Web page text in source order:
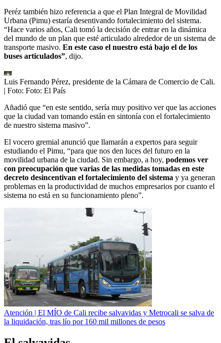
Peréz también hizo referencia a que el Plan Integral de Movilidad
Urbana (Pimu) estaría desentivando fortalecimiento del sistema.
“Hace varios años, Cali tomó la decisión de entrar en la dinámica
del mundo de un plan que esté articulado alrededor de un sistema de
transporte masivo. En este caso el nuestro está bajo el de los
buses articulados”, dijo.
Luis Fernando Pérez, presidente de la Cámara de Comercio de Cali.
| Foto: Foto: El País
Añadió que “en este sentido, sería muy positivo ver que las acciones
que la ciudad van tomando están en sintonía con el fortalecimiento
de nuestro sistema masivo”.
El vocero gremial anunció que llamarán a expertos para seguir
estudiando el Pimu, “para que nos den luces del futuro en la
movilidad urbana de la ciudad. Sin embargo, a hoy, podemos ver
con preocupación que varias de las medidas tomadas en este
decreto desincentivan el fortalecimiento del sistema y ya generan
problemas en la productividad de muchos empresarios por cuanto el
sistema no está en su funcionamiento pleno”.
Atención | El MÍO de Cali recibe salvavidas y Metrocali se salva de
la liquidación, tras lío por 160 mil millones de pesos